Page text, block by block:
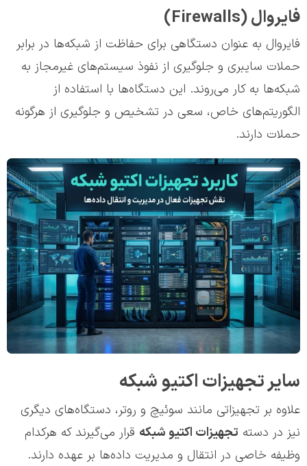
فایروال (Firewalls)
فایروال به عنوان دستگاهی برای حفاظت از شبکه‌ها در برابر
حملات سایبری و جلوگیری از نفوذ سیستم‌های غیرمجاز به
شبکه‌ها به کار می‌روند. این دستگاه‌ها با استفاده از
الگوریتم‌های خاص، سعی در تشخیص و جلوگیری از هرگونه
حملات دارند.
سایر تجهیزات اکتیو شبکه
علاوه بر تجهیزاتی مانند سوئیچ و روتر، دستگاه‌های دیگری
نیز در دسته تجهیزات اکتیو شبکه قرار می‌گیرند که هرکدام
وظیفه خاصی در انتقال و مدیریت داده‌ها بر عهده دارند.